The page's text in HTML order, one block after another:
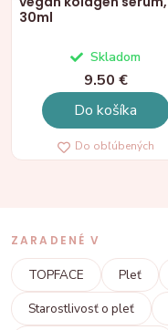
30ml
Skladom
9.50 €
Do košíka
Do obľúbených
ZARADENÉ V
TOPFACE Pleť
Starostlivosť o pleť